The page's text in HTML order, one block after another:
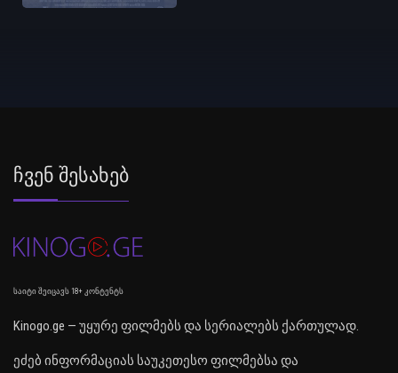
Ჩვენ Შესახებ
საიტი შეიცავს 18+ კონტენტს
Kinogo.ge — უყურე ფილმებს და სერიალებს ქართულად.
ეძებ ინფორმაციას საუკეთესო ფილმებსა და